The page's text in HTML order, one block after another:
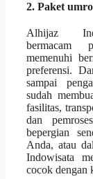
2. Paket
Alhijaz
bermacam
memenuhi
preferensi.
sampai
sudah
fasilitas,
dan
bepergian
Anda, atau
Indowisata
cocok dengan